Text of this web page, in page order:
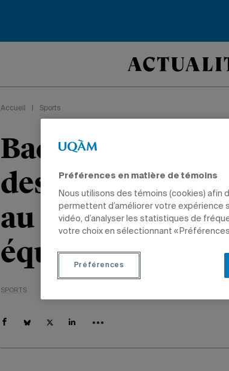
Accueil Sports
Badminton :
des Citadins
au
équipe
SPORTS
Préférences en matière de témoins
Nous utilisons des témoins (cookies) afin
permettent d’améliorer votre expérience
vidéo, d’analyser les statistiques de
votre choix en sélectionnant « Préférences
Préférences